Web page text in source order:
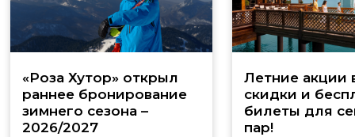
«Роза Хутор» открыл
раннее бронирование
зимнего сезона –
2026/2027
Летние акции
скидки и
билеты для
пар!